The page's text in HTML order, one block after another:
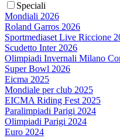
Speciali
Mondiali 2026
Roland Garros 2026
Sportmediaset Live Riccione
Scudetto Inter 2026
Olimpiadi Invernali Milano
Super Bowl 2026
Eicma 2025
Mondiale per club 2025
EICMA Riding Fest 2025
Paralimpiadi Parigi 2024
Olimpiadi Parigi 2024
Euro 2024